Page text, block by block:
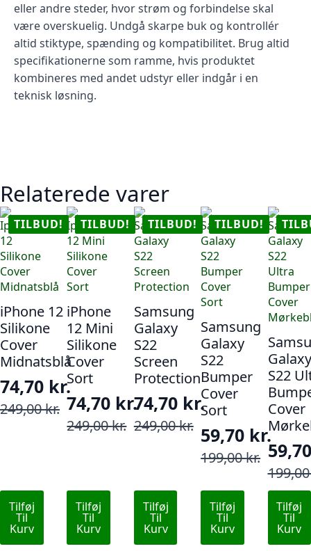
eller andre steder, hvor strøm og forbindelse skal
være overskuelig. Undgå skarpe buk og kontrollér
altid stiktype, spænding og kompatibilitet. Brug altid
specifikationerne som ramme, hvis produktet
kombineres med andet udstyr eller indgår i en
teknisk løsning.
Relaterede varer
TILBUD!
iPhone 12
Silikone
Cover
Midnatsblå
249,00kr.
Den
oprindelige
249,00 kr..
74,70 kr.
Den
aktuelle
74,70 kr..
Tilføj
Til
Kurv
TILBUD!
iPhone
12 Mini
Silikone
Cover
Sort
249,00kr.
Den
var:
249,00 kr..
74,70 kr.
Den
er:
74,70 kr..
Tilføj
Til
Kurv
TILBUD!
Samsung
Galaxy
S22
Screen
Protection
249,00kr.
Den
oprindelige
var:
249,00 kr..
74,70 kr.
Den
aktuelle
er:
74,70 kr..
Tilføj
Til
Kurv
TILBUD!
Samsung
Galaxy
S22
Bumper
Cover
Sort
199,00kr.
Den
oprindelige
pris
var:
199,00 kr..
59,70 kr.
Den
aktuelle
pris
er:
59,70 kr..
Tilføj
Til
Kurv
Galaxy
S22
Cover
Den
pris
var:
Den
pris
er:
Tilføj
Til
Kurv